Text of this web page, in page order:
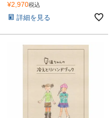
¥2,970税込
詳細を見る